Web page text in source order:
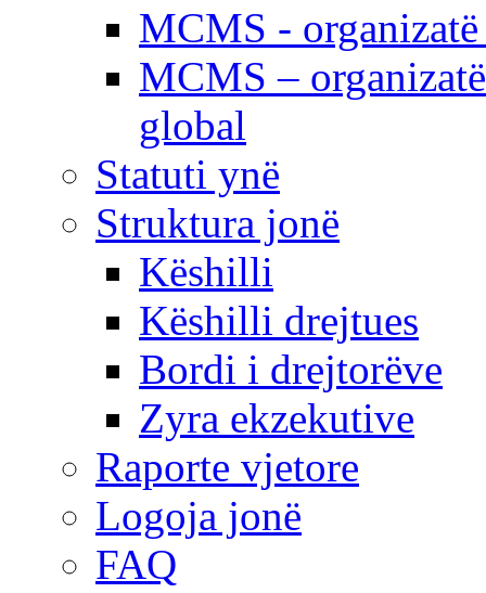
MCMS -
MCMS –
global
Statuti ynë
Struktura jonë
Këshilli
Këshilli drejtues
Bordi i drejtorëve
Zyra ekzekutive
Raporte vjetore
Logoja jonë
FAQ